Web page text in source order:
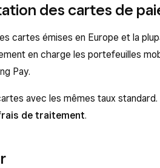
des cartes de
cartes émises en Europe et la
en charge les portefeuilles
Pay.
avec les mêmes taux standard.
de traitement.